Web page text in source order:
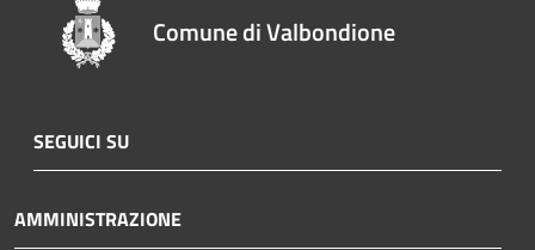
Comune di Valbondione
SEGUICI SU
AMMINISTRAZIONE